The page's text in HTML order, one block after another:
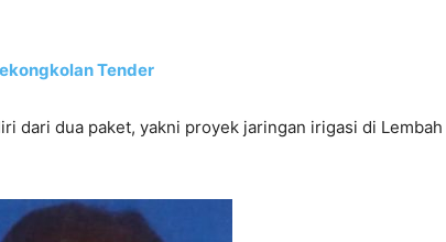
Tender
dari dua paket, yakni proyek jaringan irigasi di Lembah